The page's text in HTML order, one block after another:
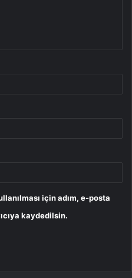
için adım, e-posta
kaydedilsin.